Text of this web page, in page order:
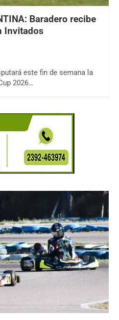
Baradero recibe
Invitados
este fin de semana la
2026…